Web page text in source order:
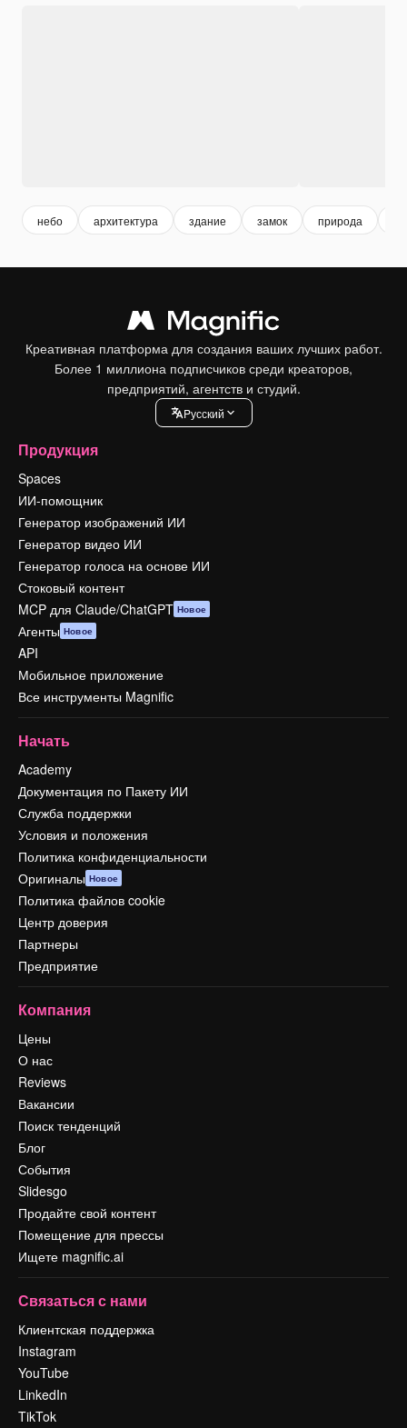
небо архитектура здание замок природа
Креативная платформа для создания ваших лучших работ.
Более 1 миллиона подписчиков среди креаторов,
предприятий, агентств и студий.
Pусский
Продукция
Spaces
ИИ-помощник
Генератор изображений ИИ
Генератор видео ИИ
Генератор голоса на основе ИИ
Стоковый контент
MCP для Claude/ChatGPT Новое
Агенты Новое
API
Мобильное приложение
Все инструменты Magnific
Начать
Academy
Документация по Пакету ИИ
Служба поддержки
Условия и положения
Политика конфиденциальности
Оригиналы Новое
Политика файлов cookie
Центр доверия
Партнеры
Предприятие
Компания
Цены
О нас
Reviews
Вакансии
Поиск тенденций
Блог
События
Slidesgo
Продайте свой контент
Помещение для прессы
Ищете magnific.ai
Связаться с нами
Клиентская поддержка
Instagram
YouTube
LinkedIn
TikTok